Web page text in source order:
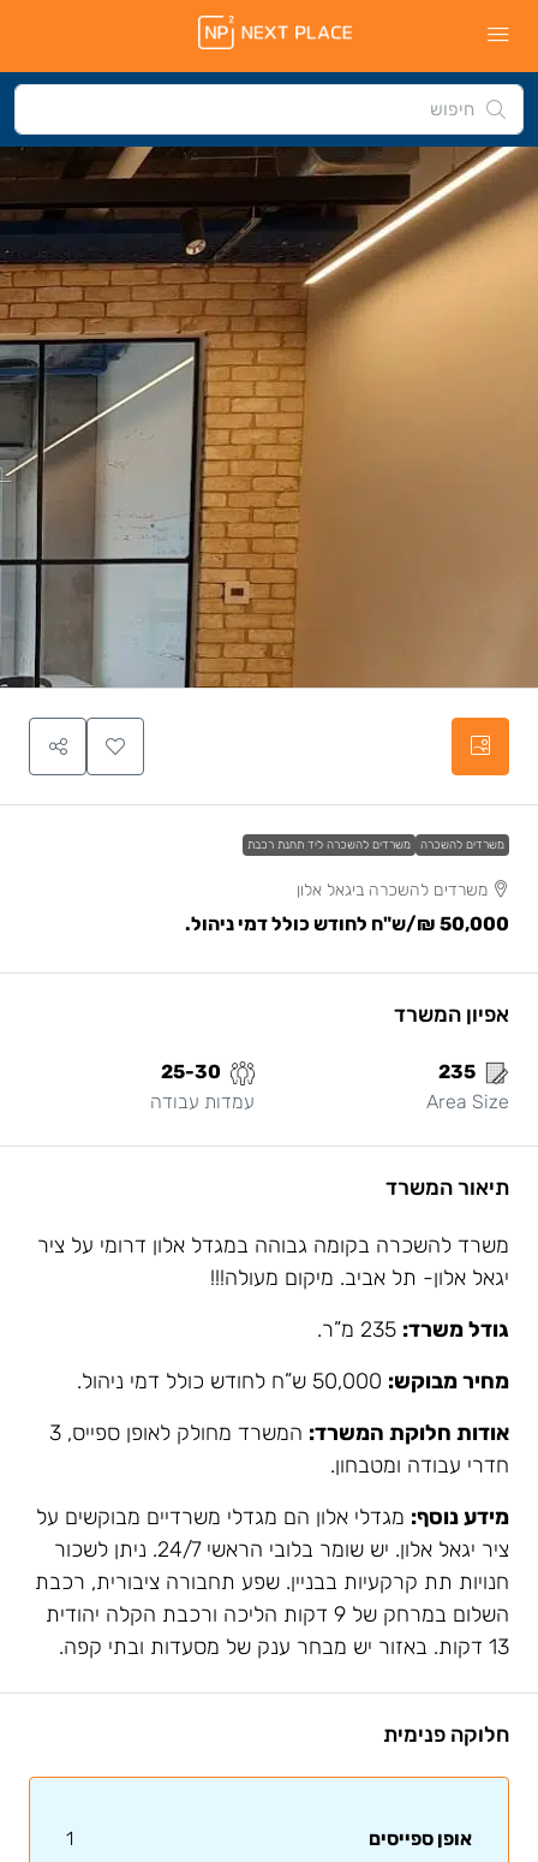
משרדים להשכרה משרדים להשכרה ליד תחנת רכבת
משרדים להשכרה ביגאל אלון
50,000 ₪ /ש"ח לחודש כולל דמי ניהול.
אפיון המשרד
235
Area Size
25-30
עמדות עבודה
תיאור המשרד
משרד להשכרה בקומה גבוהה במגדל אלון דרומי על ציר
יגאל אלון- תל אביב. מיקום מעולה!!!
גודל משרד:
מחיר מבוקש:
אודות חלוקת המשרד:
המשרד מחולק לאופן ספייס, 3
חדרי עבודה ומטבחון.
מידע נוסף: מגדלי אלון הם מגדלי משרדיים מבוקשים על
ציר יגאל אלון. יש שומר בלובי הראשי 24/7. ניתן לשכור
חנויות תת קרקעיות בבניין. שפע תחבורה ציבורית, רכבת
השלום במרחק של 9 דקות הליכה ורכבת הקלה יהודית
13 דקות. באזור יש מבחר ענק של מסעדות ובתי קפה.
חלוקה פנימית
אופן ספייסים 1